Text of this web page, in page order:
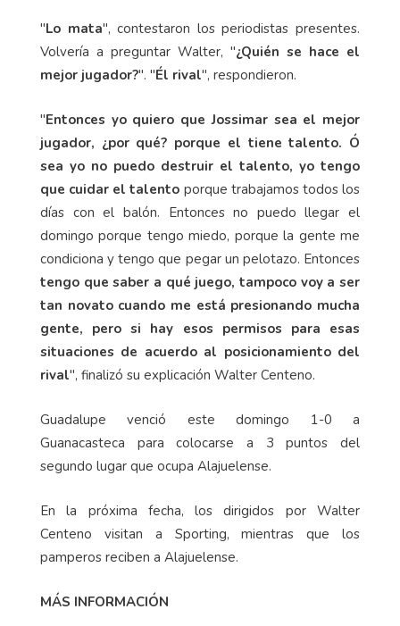
"Lo mata", contestaron los periodistas presentes.
Volvería a preguntar Walter, "¿Quién se hace el
mejor jugador?". "Él rival", respondieron.
"Entonces yo quiero que Jossimar sea el mejor
jugador, ¿por qué? porque el tiene talento. Ó
sea yo no puedo destruir el talento, yo tengo
que cuidar el talento porque trabajamos todos los
días con el balón. Entonces no puedo llegar el
domingo porque tengo miedo, porque la gente me
condiciona y tengo que pegar un pelotazo. Entonces
tengo que saber a qué juego, tampoco voy a ser
tan novato cuando me está presionando mucha
gente, pero si hay esos permisos para esas
situaciones de acuerdo al posicionamiento del
rival", finalizó su explicación Walter Centeno.
Guadalupe venció este domingo 1-0 a
Guanacasteca para colocarse a 3 puntos del
segundo lugar que ocupa Alajuelense.
En la próxima fecha, los dirigidos por Walter
Centeno visitan a Sporting, mientras que los
pamperos reciben a Alajuelense.
MÁS INFORMACIÓN